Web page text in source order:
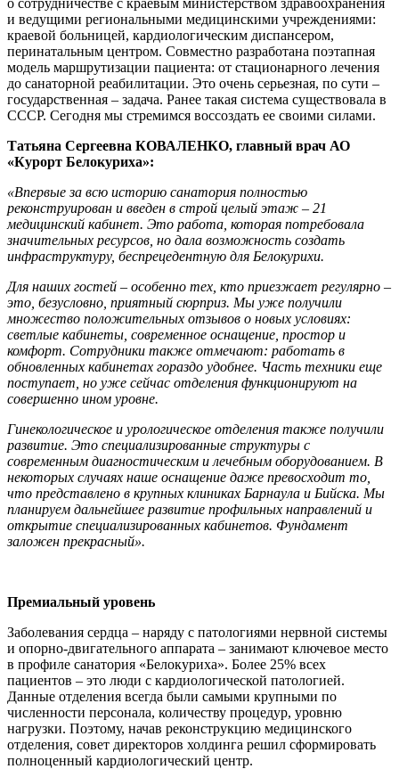
и ведущими региональными медицинскими учреждениями:
краевой больницей, кардиологическим диспансером,
перинатальным центром. Совместно разработана поэтапная
модель маршрутизации пациента: от стационарного лечения
до санаторной реабилитации. Это очень серьезная, по сути –
государственная – задача. Ранее такая система существовала в
СССР. Сегодня мы стремимся воссоздать ее своими силами.
Татьяна Сергеевна КОВАЛЕНКО, главный врач АО
«Курорт Белокуриха»:
«Впервые за всю историю санатория полностью
реконструирован и введен в строй целый этаж – 21
медицинский кабинет. Это работа, которая потребовала
значительных ресурсов, но дала возможность создать
инфраструктуру, беспрецедентную для Белокурихи.
Для наших гостей – особенно тех, кто приезжает регулярно –
это, безусловно, приятный сюрприз. Мы уже получили
множество положительных отзывов о новых условиях:
светлые кабинеты, современное оснащение, простор и
комфорт. Сотрудники также отмечают: работать в
обновленных кабинетах гораздо удобнее. Часть техники еще
поступает, но уже сейчас отделения функционируют на
совершенно ином уровне.
Гинекологическое и урологическое отделения также получили
развитие. Это специализированные структуры с
современным диагностическим и лечебным оборудованием. В
некоторых случаях наше оснащение даже превосходит то,
что представлено в крупных клиниках Барнаула и Бийска. Мы
планируем дальнейшее развитие профильных направлений и
открытие специализированных кабинетов. Фундамент
заложен прекрасный».
Премиальный уровень
Заболевания сердца – наряду с патологиями нервной системы
и опорно-двигательного аппарата – занимают ключевое место
в профиле санатория «Белокуриха». Более 25% всех
пациентов – это люди с кардиологической патологией.
Данные отделения всегда были самыми крупными по
численности персонала, количеству процедур, уровню
нагрузки. Поэтому, начав реконструкцию медицинского
отделения, совет директоров холдинга решил сформировать
полноценный кардиологический центр.